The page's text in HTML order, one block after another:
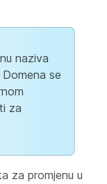
naziva
se
za
za promjenu u